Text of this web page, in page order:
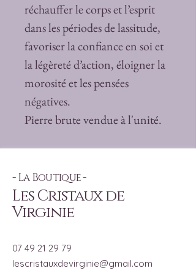
réchauffer le corps et l’esprit
dans les périodes de lassitude,
favoriser la confiance en soi et
la légèreté d’action, éloigner la
morosité et les pensées
négatives.
Pierre brute vendue à l'unité.
- La Boutique -
Les Cristaux de
Virginie
07 49 21 29 79
lescristauxdevirginie@gmail.com